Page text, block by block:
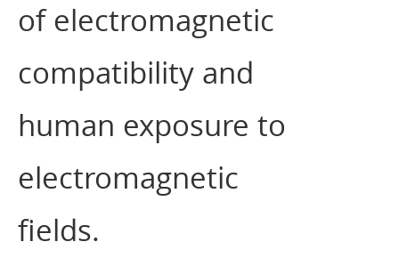
of electromagnetic
compatibility and
human exposure to
electromagnetic
fields.